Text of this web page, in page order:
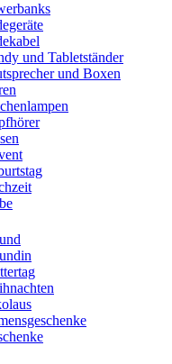
und Tabletständer
und Boxen